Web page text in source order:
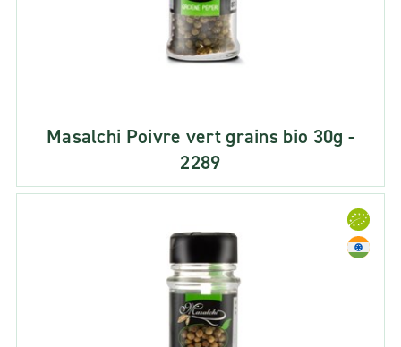
Masalchi Poivre vert grains bio 30g -
2289